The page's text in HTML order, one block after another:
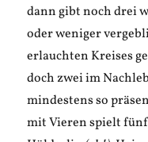
dann gibt noch drei
oder weniger
erlauchten Kreises
doch zwei im
mindestens so
mit Vieren spielt